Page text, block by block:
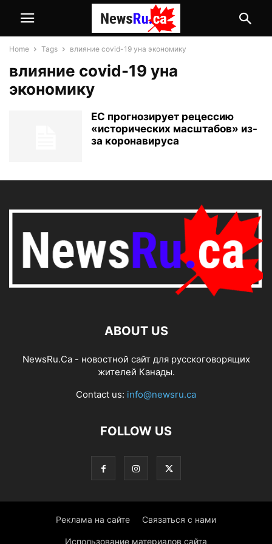
Home Tags влияние covid-19 yна экономику
влияние covid-19 yна
экономику
ЕС прогнозирует рецессию
«исторических масштабов» из-
за коронавируса
ABOUT US
NewsRu.Ca - новостной сайт для русскоговорящих
жителей Канады.
Contact us: info@newsru.ca
FOLLOW US
Реклама на сайте Связаться с нами
Использование материалов сайта